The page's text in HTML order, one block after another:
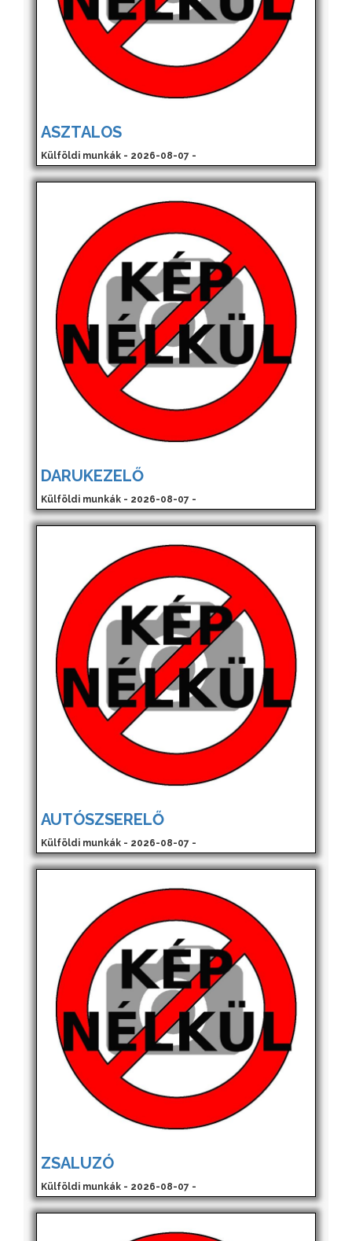
ASZTALOS
Külföldi munkák - 2026-08-07 -
DARUKEZELŐ
Külföldi munkák - 2026-08-07 -
AUTÓSZSERELŐ
Külföldi munkák - 2026-08-07 -
ZSALUZÓ
Külföldi munkák - 2026-08-07 -